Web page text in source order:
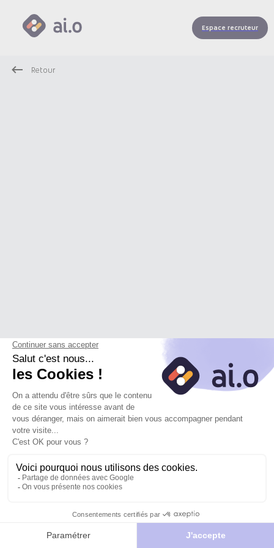
Espace recruteur
Retour